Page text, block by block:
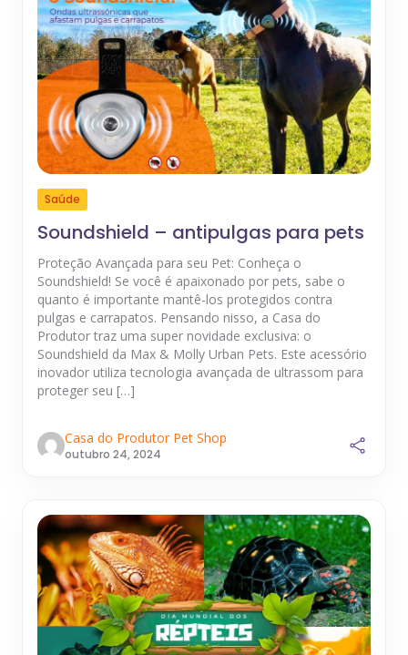
Saúde
Soundshield – antipulgas para pets
Proteção Avançada para seu Pet: Conheça o
Soundshield! Se você é apaixonado por pets, sabe o
quanto é importante mantê-los protegidos contra
pulgas e carrapatos. Pensando nisso, a Casa do
Produtor traz uma super novidade exclusiva: o
Soundshield da Max & Molly Urban Pets. Este acessório
inovador utiliza tecnologia avançada de ultrassom para
proteger seu […]
Casa do Produtor Pet Shop
outubro 24, 2024